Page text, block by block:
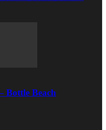
Bottle Beach